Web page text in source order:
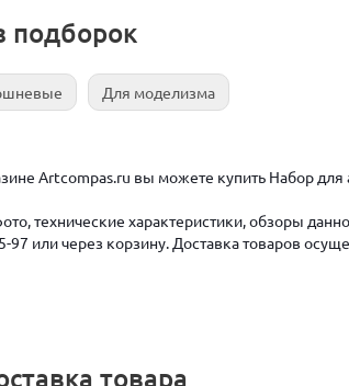
подборок
Для моделизма
Artcompas.ru вы можете купить Набор
технические характеристики, обзоры
97 или через корзину. Доставка товаров
товара